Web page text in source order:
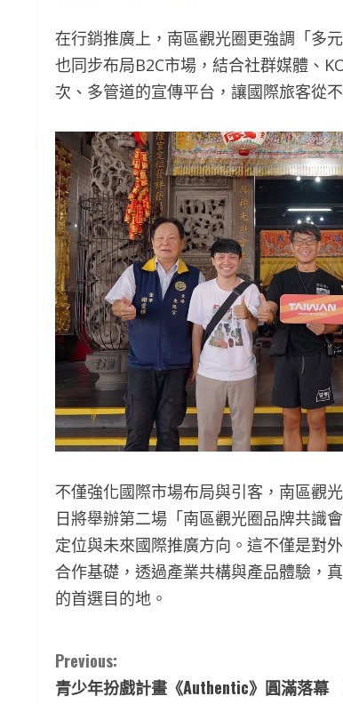
在行銷推廣上，南區觀光圈更強調「多
也同步布局B2C市場，結合社群媒體、
次、多管道的宣傳平台，讓國際旅客從
不僅強化國際市場布局與引客，南區觀
日將舉辦第二場「南區觀光圈品牌共識
定位與未來國際推廣方向。這不僅是對
合作基礎，透過產業共構與產品體驗，
的首選目的地。
C
Previous:
青少年扮戲計畫《Authentic》圓滿落